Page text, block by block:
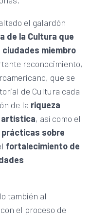
el galardón
de la Cultura que
ciudades miembro
reconocimiento,
que se
de Cultura cada
de la riqueza
artística, así como el
prácticas sobre
fortalecimiento de
también al
el proceso de